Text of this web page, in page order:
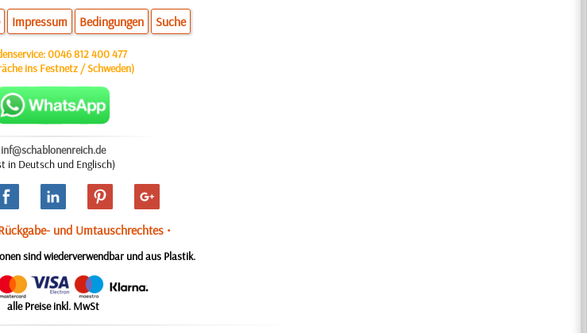
Impressum Bedingungen Suche
0046 812 400 477
ins Festnetz / Schweden)
inf@schablonenreich.de
in Deutsch und Englisch)
und Umtauschrechtes •
sind wiederverwendbar und aus Plastik.
alle Preise inkl. MwSt